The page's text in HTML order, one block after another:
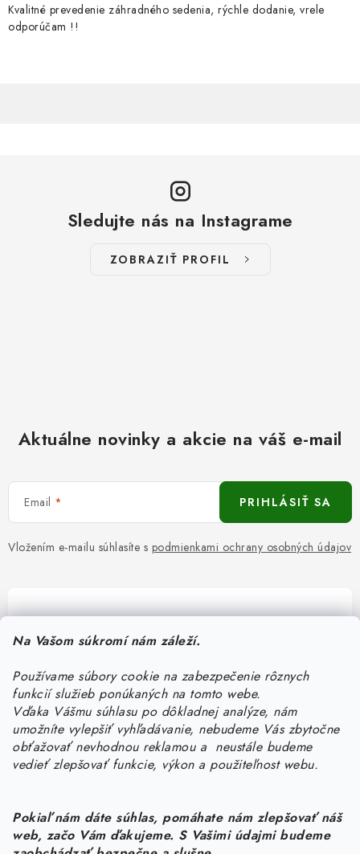
Na Vašom súkromí nám záleží.
Používame súbory cookie na zabezpečenie rôznych
funkcií služieb ponúkaných na tomto webe.
Vďaka Vášmu súhlasu po dôkladnej analýze, nám
umožníte vylepšiť vyhľadávanie, nebudeme Vás zbytočne
obťažovať nevhodnou reklamou a neustále budeme
vedieť zlepšovať funkcie, výkon a použiteľnost webu.
Pokiaľ nám dáte súhlas, pomáhate nám zlepšovať náš
web, začo Vám ďakujeme. S Vašimi údajmi budeme
Kvalitné prevedenie záhradného sedenia, rýchle dodanie, vrele
odporúčam !!
Sledujte nás na Instagrame
ZOBRAZIŤ PROFIL
Aktuálne novinky a akcie na váš e-mail
Email
Vložením e-mailu súhlasíte s podmienkami ochrany osobných údajov
PRIHLÁSIŤ SA
Pomôžeme vám s výberom
Potrebujete s niečím poradiť? Sme tu pre vás!
objednavky@kurin.sk
0950456469